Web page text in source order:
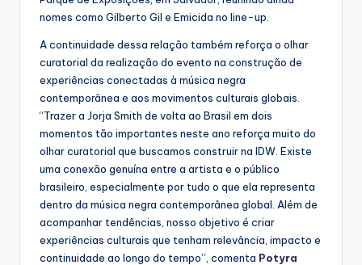
nomes como Gilberto Gil e Emicida no line-up.
A continuidade dessa relação também reforça o olhar
curatorial da realização do evento na construção de
experiências conectadas à música negra
contemporânea e aos movimentos culturais globais.
“Trazer a Jorja Smith de volta ao Brasil em dois
momentos tão importantes neste ano reforça muito do
olhar curatorial que buscamos construir na IDW. Existe
uma conexão genuína entre a artista e o público
brasileiro, especialmente por tudo o que ela representa
dentro da música negra contemporânea global. Além de
acompanhar tendências, nosso objetivo é criar
experiências culturais que tenham relevância, impacto e
continuidade ao longo do tempo”, comenta Potyra